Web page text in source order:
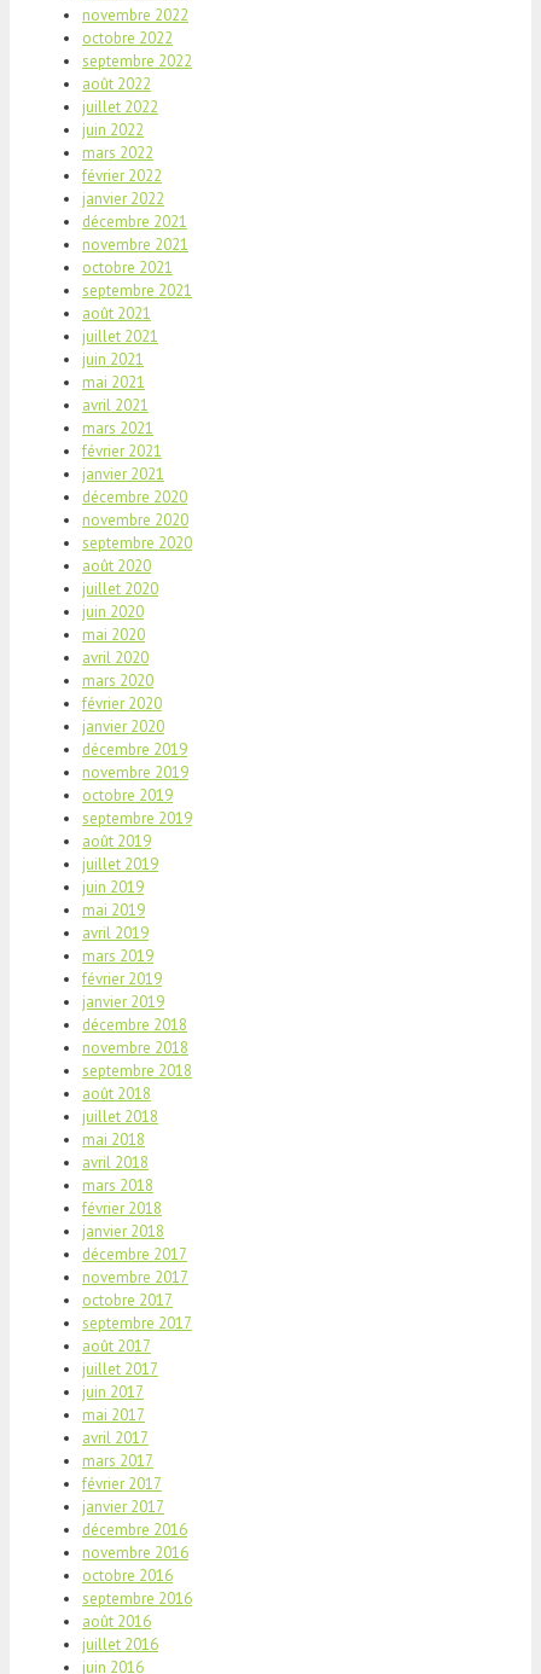
novembre 2022
octobre 2022
septembre 2022
août 2022
juillet 2022
juin 2022
mars 2022
février 2022
janvier 2022
décembre 2021
novembre 2021
octobre 2021
septembre 2021
août 2021
juillet 2021
juin 2021
mai 2021
avril 2021
mars 2021
février 2021
janvier 2021
décembre 2020
novembre 2020
septembre 2020
août 2020
juillet 2020
juin 2020
mai 2020
avril 2020
mars 2020
février 2020
janvier 2020
décembre 2019
novembre 2019
octobre 2019
septembre 2019
août 2019
juillet 2019
juin 2019
mai 2019
avril 2019
mars 2019
février 2019
janvier 2019
décembre 2018
novembre 2018
septembre 2018
août 2018
juillet 2018
mai 2018
avril 2018
mars 2018
février 2018
janvier 2018
décembre 2017
novembre 2017
octobre 2017
septembre 2017
août 2017
juillet 2017
juin 2017
mai 2017
avril 2017
mars 2017
février 2017
janvier 2017
décembre 2016
novembre 2016
octobre 2016
septembre 2016
août 2016
juillet 2016
juin 2016